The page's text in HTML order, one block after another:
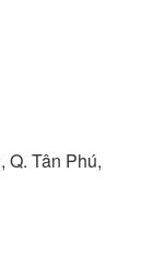
máy
bảo độ an
Q. Tân Phú,